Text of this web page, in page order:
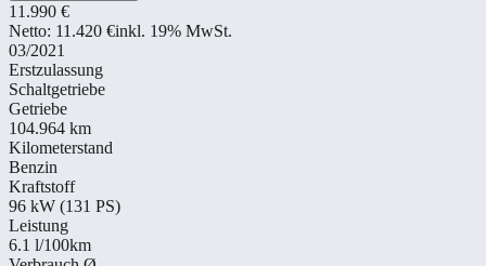
11.990 €
Netto: 11.420 €inkl. 19% MwSt.
03/2021
Erstzulassung
Schaltgetriebe
Getriebe
104.964 km
Kilometerstand
Benzin
Kraftstoff
96 kW (131 PS)
Leistung
6.1 l/100km